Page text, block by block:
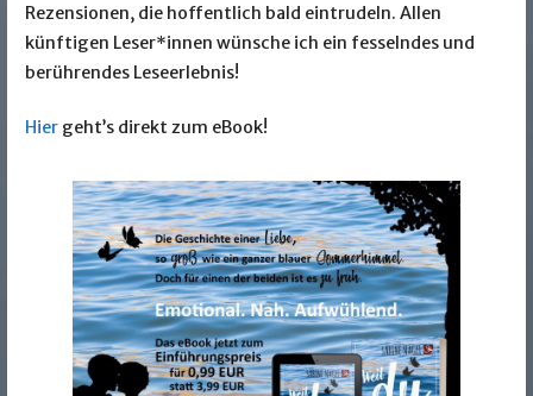
Rezensionen, die hoffentlich bald eintrudeln. Allen
künftigen Leser*innen wünsche ich ein fesselndes und
berührendes Leseerlebnis!
Hiergeht’s direkt zum eBook!